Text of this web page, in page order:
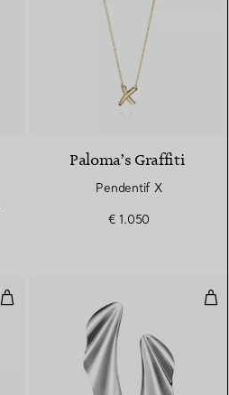
Paloma’s Graffiti
Pendentif X
€ 1.050
Manchette Bone Small en